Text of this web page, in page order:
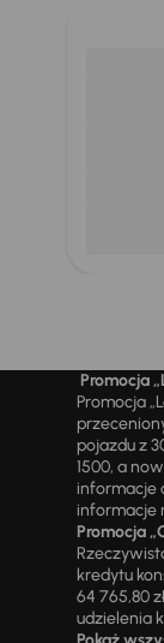
Promocja
Promocja
pojazdu z
1500, a
informacje
informacje
Promocja
kredytu
64 765,80
udzielenia